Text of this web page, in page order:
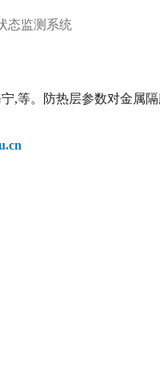
态监测系统
,等。防热层参数对金属